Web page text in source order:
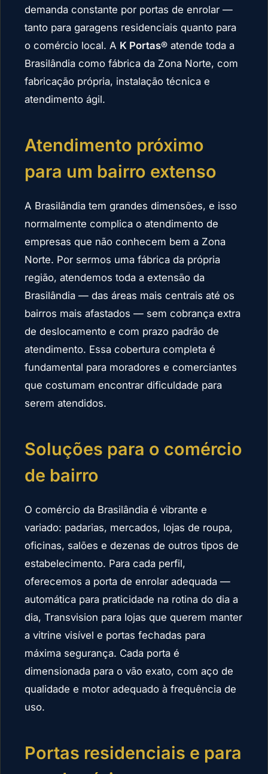
demanda constante por portas de enrolar —
tanto para garagens residenciais quanto para
o comércio local. A K Portas® atende toda a
Brasilândia como fábrica da Zona Norte, com
fabricação própria, instalação técnica e
atendimento ágil.
Atendimento próximo
para um bairro extenso
A Brasilândia tem grandes dimensões, e isso
normalmente complica o atendimento de
empresas que não conhecem bem a Zona
Norte. Por sermos uma fábrica da própria
região, atendemos toda a extensão da
Brasilândia — das áreas mais centrais até os
bairros mais afastados — sem cobrança extra
de deslocamento e com prazo padrão de
atendimento. Essa cobertura completa é
fundamental para moradores e comerciantes
que costumam encontrar dificuldade para
serem atendidos.
Soluções para o comércio
de bairro
O comércio da Brasilândia é vibrante e
variado: padarias, mercados, lojas de roupa,
oficinas, salões e dezenas de outros tipos de
estabelecimento. Para cada perfil,
oferecemos a porta de enrolar adequada —
automática para praticidade na rotina do dia a
dia, Transvision para lojas que querem manter
a vitrine visível e portas fechadas para
máxima segurança. Cada porta é
dimensionada para o vão exato, com aço de
qualidade e motor adequado à frequência de
uso.
Portas residenciais e para